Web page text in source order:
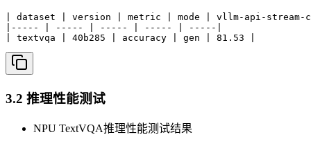
| dataset | version | metric | mode | vllm-api-stream-
|----- | ----- | ----- | ----- | -----|
| textvqa | 40b285 | accuracy | gen | 81.53 |
3.2 推理性能测试
NPU TextVQA推理性能测试结果